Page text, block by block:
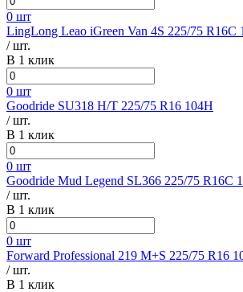
0 шт
LingLong Leao iGreen Van 4S 225/75 R16C
/ шт.
В 1 клик
0 шт
Goodride SU318 H/T 225/75 R16 104H
/ шт.
В 1 клик
0 шт
Goodride Mud Legend SL366 225/75 R16C
/ шт.
В 1 клик
0 шт
Forward Professional 219 M+S 225/75 R16
/ шт.
В 1 клик